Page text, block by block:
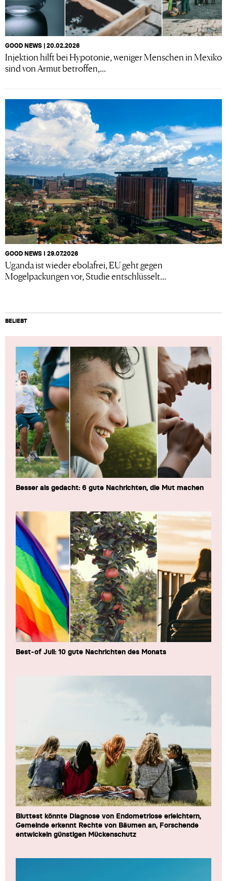
GOOD NEWS | 20.02.2026
Injektion hilft bei Hypotonie, weniger Menschen in Mexiko
sind von Armut betroffen,...
GOOD NEWS I 29.07.2026
Uganda ist wieder ebolafrei, EU geht gegen
Mogelpackungen vor, Studie entschlüsselt...
BELIEBT
Besser als gedacht: 6 gute Nachrichten, die Mut machen
Best-of Juli: 10 gute Nachrichten des Monats
Bluttest könnte Diagnose von Endometriose erleichtern,
Gemeinde erkennt Rechte von Bäumen an, Forschende
entwickeln günstigen Mückenschutz